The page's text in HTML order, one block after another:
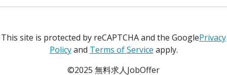
This site is protected by reCAPTCHA and the GooglePrivacy
Policyand Terms of Service apply.
©2025 無料求人JobOffer